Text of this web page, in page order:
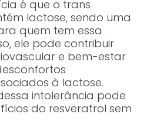
é que o trans
lactose, sendo uma
quem tem essa
ele pode contribuir
e bem-estar
à lactose.
intolerância pode
do resveratrol sem